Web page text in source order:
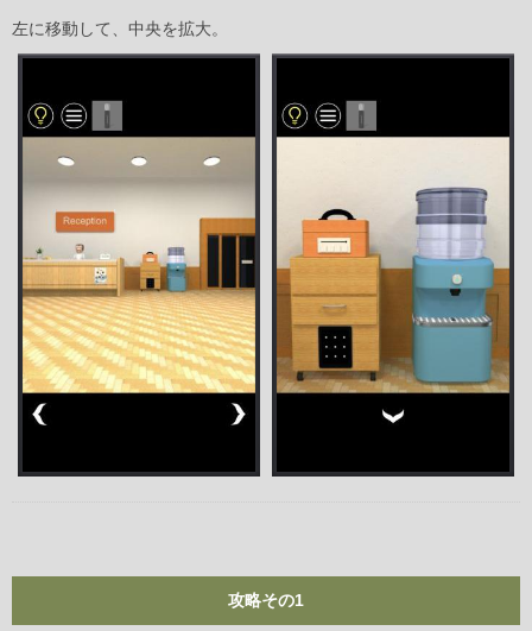
左に移動して、中央を拡大。
攻略その1